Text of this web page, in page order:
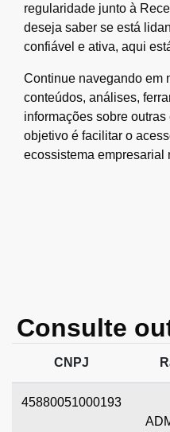
regularidade junto à
deseja saber se está
confiável e ativa, aqui
Continue navegando em
conteúdos, análises,
informações sobre
objetivo é facilitar o
ecossistema empresarial
Consulte
CNPJ
45880051000193